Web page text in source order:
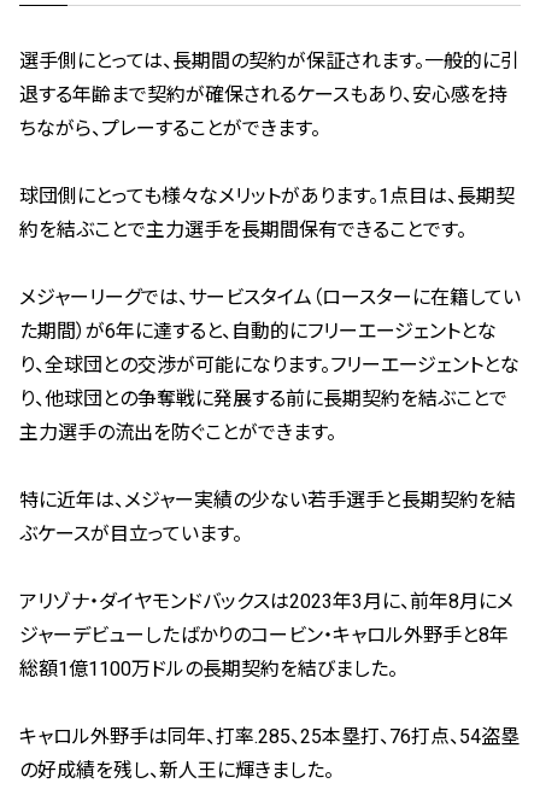
選手側にとっては、長期間の契約が保証されます。一般的に引
退する年齢まで契約が確保されるケースもあり、安心感を持
ちながら、プレーすることができます。
球団側にとっても様々なメリットがあります。1点目は、長期契
約を結ぶことで主力選手を長期間保有できることです。
メジャーリーグでは、サービスタイム（ロースターに在籍してい
た期間）が6年に達すると、自動的にフリーエージェントとな
り、全球団との交渉が可能になります。フリーエージェントとな
り、他球団との争奪戦に発展する前に長期契約を結ぶことで
主力選手の流出を防ぐことができます。
特に近年は、メジャー実績の少ない若手選手と長期契約を結
ぶケースが目立っています。
アリゾナ・ダイヤモンドバックスは2023年3月に、前年8月にメ
ジャーデビューしたばかりのコービン・キャロル外野手と8年
総額1億1100万ドルの長期契約を結びました。
キャロル外野手は同年、打率.285、25本塁打、76打点、54盗塁
の好成績を残し、新人王に輝きました。